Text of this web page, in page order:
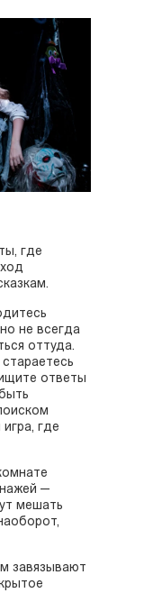
где
не всегда
оттуда.
ответы
где
—
мешать
завязывают